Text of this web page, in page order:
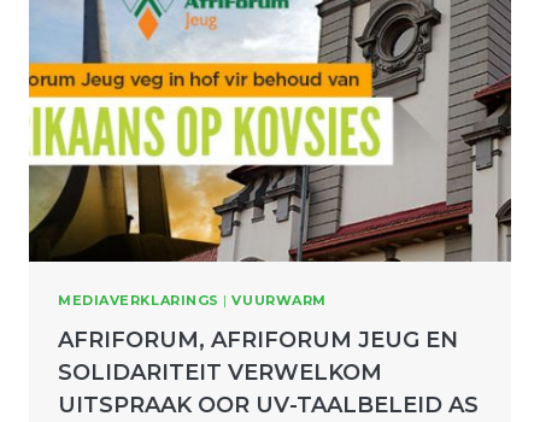
MEDIAVERKLARINGS |VUURWARM
AFRIFORUM, AFRIFORUM JEUG EN
SOLIDARITEIT VERWELKOM
UITSPRAAK OOR UV-TAALBELEID AS